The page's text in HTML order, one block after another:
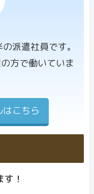
派遣社員です。
方で働いていま
こちら
！